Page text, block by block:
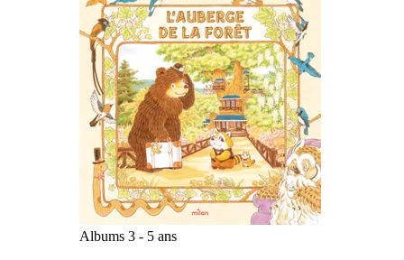
Albums 3 - 5 ans